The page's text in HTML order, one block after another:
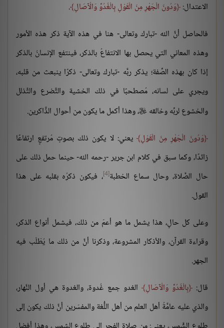
الاعتدال: وَدُونَ الْجَهْرِ مِنَ الْقَوْلِ بِالْغُدُوِّ وَالْآصَالِ .
فالحاصل أنَّ الله -تبارك وتعالى- هنا في هذه الآية ذكر هذه الأمور
وهذه المعاني التي يحصل بها الانتفاعُ بالذكر، فينتفع الإنسانُ بالذكر
إذا كان بهذه الصِّفة؛ يذكر ربَّه -تبارك وتعالى- ذكرًا ينبعث من قلبه،
ويجري على لسانه، مُصطحبًا في ذلك الخشية والتَّضرع والتَّذلل
والخشوع لربِّه وخالقه ، وهذا أكمل ما يكون من أحوال الذَّاكرين.
وَدُونَ الْجَهْرِ مِنَ الْقَوْلِ يعني: لا يكون ذلك بصوتٍ مُرتفعٍ ارتفاعًا
زائدًا، وكما سبق في كلام ابن جرير -رحمه الله- حينما حمل ذلك على
حال الصَّلاة، وحال سماع الخطبة[4] ، فيكون ذكرُه بقلبه على هذا
القول.
وعلى كل حالٍ، هذا يشمل ما هو أعمّ من ذلك، فيشمل أنواع الذكر،
وقراءة القرآن، والأذكار المشروعة، وذكرنا أنَّ من ذلك ما يُطْلَب فيه
الجهر.
قال: بِالْغُدُوِّ وَالْآصَالِ
الغدو جمع غُدوة، والغدوة هي أول النَّهار،
والذي عليه عامَّةُ أهل العلم من أهل اللُّغة والمفسّرين أنَّ ذلك يكون إلى